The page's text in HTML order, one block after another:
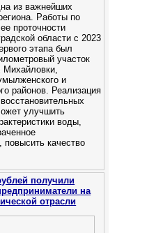
из важнейших
Работы по
проточности
области с 2023
этапа был
участок
Михайловки,
и
районов. Реализация
улучшить
воды,
повысить качество
получили
на
отрасли